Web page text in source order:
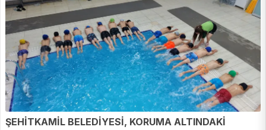
ŞEHİTKAMİL BELEDİYESİ, KORUMA ALTINDAKİ